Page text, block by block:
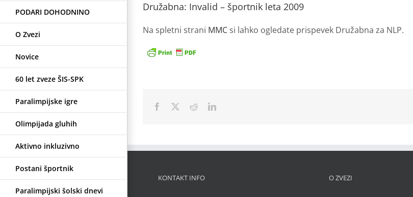
PODARI DOHODNINO
O Zvezi
Novice
60 let zveze ŠIS-SPK
Paralimpijske igre
Olimpijada gluhih
Aktivno inkluzivno
Postani športnik
Paralimpijski šolski dnevi
Družabna: Invalid – športnik leta 2009
Na spletni strani MMC si lahko ogledate prispevek Družabna za NLP.
Facebook RedditLinkedIn
KONTAKT INFO O ZVEZI